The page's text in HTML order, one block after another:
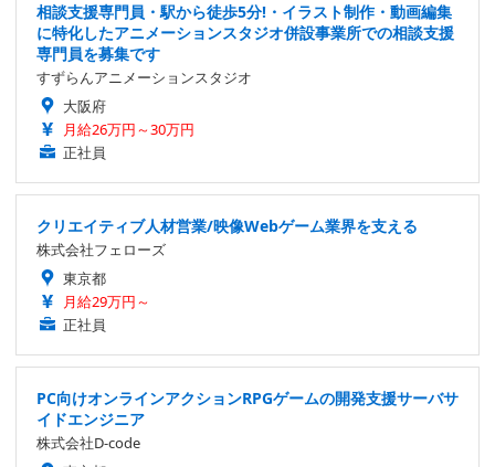
相談支援専門員・駅から徒歩5分!・イラスト制作・動画編集
に特化したアニメーションスタジオ併設事業所での相談支援
専門員を募集です
すずらんアニメーションスタジオ
大阪府
月給26万円～30万円
正社員
クリエイティブ人材営業/映像Webゲーム業界を支える
株式会社フェローズ
東京都
月給29万円～
正社員
PC向けオンラインアクションRPGゲームの開発支援サーバサ
イドエンジニア
株式会社D-code